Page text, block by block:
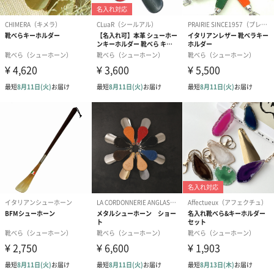
牛）のものであり、絶滅の恐れのある野生動物の角は一切使用し
ておりません。
世界に一つだけの靴べらを贈りませんか？
お気に入りの靴や毎日履く靴には、美しさを保つためにも靴べら
を使って履くのが良いですよね。天然素材を使用して作られたこ
ちらのシューホーンは、同じものは一つとしてない、一点一点異
なる表情が魅力の逸品。長く愛用できる上質なシューホーンは、
性別年代問わず喜ばれること間違いなしです。
商品詳細情報
商品本体サイ
ズ
P11：約幅37mm×約奥行110mm×厚み2mm
F21：約幅43mm×約奥行210mm×厚み2mm
C32：約幅45mm×約奥行320mm×厚み2mm